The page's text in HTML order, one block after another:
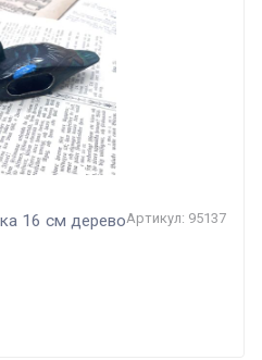
16 см деревоАртикул: 95137